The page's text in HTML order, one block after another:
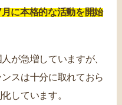
に本格的な活動を開始
が急増していますが、
スは十分に取れておら
しています。